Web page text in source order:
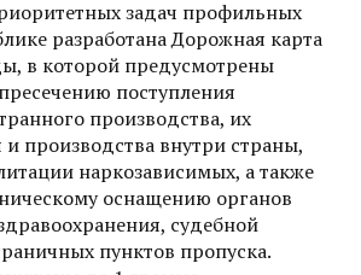
задач профильных
разработана Дорожная карта
в которой преду­смотрены
поступления
производства, их
производства внутри страны,
наркозависимых, а также
оснащению органов
судебной
пунктов пропуска.